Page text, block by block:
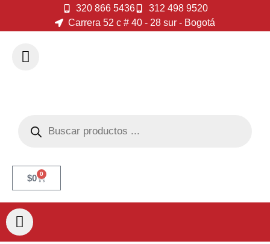
320 866 5436
312 498 9520
Carrera 52 c # 40 - 28 sur - Bogotá
$0 0